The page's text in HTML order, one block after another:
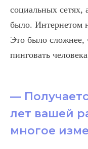
социальных сетях,
было. Интернетом
Это было сложнее,
пинговать
—
лет вашей
многое